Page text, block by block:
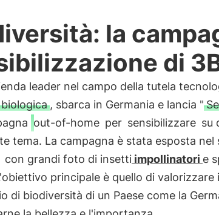
la
di
leader nel campo della tutela
, sbarca in Germania e lancia "
out-of-home per sensibilizzare su
tema. La campagna è stata esposta nel
con grandi foto di insettiimpollinatori e
principale è quello di valorizzare
di biodiversità di un Paese come la